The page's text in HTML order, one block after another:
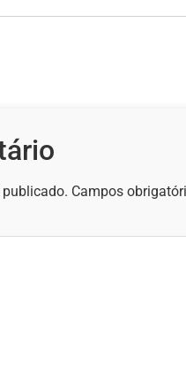
publicado. Campos